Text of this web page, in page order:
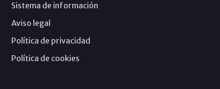
Sistema de información
Aviso legal
Política de privacidad
Política de cookies